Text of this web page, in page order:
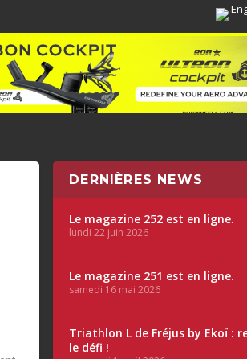
DERNIÈRES NEWS
Le magazine 252 est en ligne.
lundi 22 juin 2026
Le magazine 251 est en ligne.
samedi 16 mai 2026
Triathlon L de Fréjus by Ekoï :
le défi !